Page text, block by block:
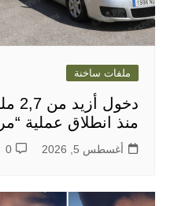
ملفات ساخنة
منذ انطلاق عملية “مرحبا
أغسطس 5, 2026 0